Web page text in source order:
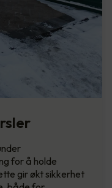
for å holde
gir økt sikkerhet